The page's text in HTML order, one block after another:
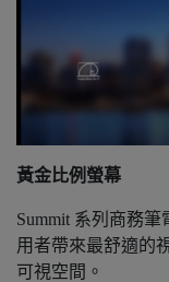
黃金比例螢幕
Summit 系列商務
用者帶來最舒適的
可視空間。